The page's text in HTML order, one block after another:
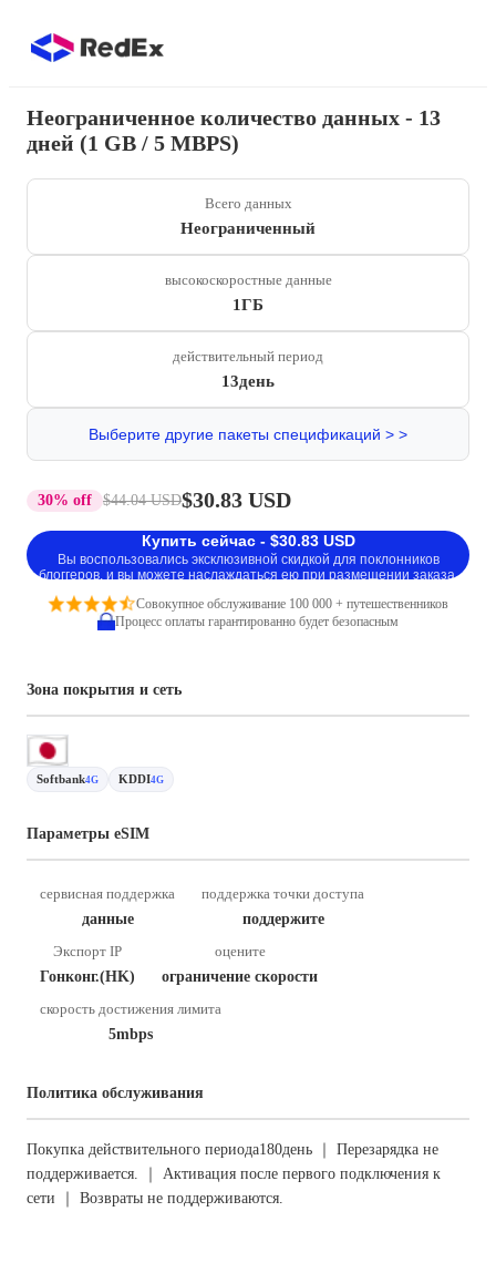
Неограниченное количество данных - 13
дней (1 GB / 5 MBPS)
Всего данных
Неограниченный
высокоскоростные данные
1ГБ
действительный период
13день
Выберите другие пакеты спецификаций > >
30% off $44.04 USD$30.83 USD
Купить сейчас - $30.83 USD
Вы воспользовались эксклюзивной скидкой для поклонников
блоггеров, и вы можете наслаждаться ею при размещении заказа.
Совокупное обслуживание 100 000 + путешественников
Процесс оплаты гарантированно будет безопасным
Зона покрытия и сеть
Softbank4G KDDI4G
Параметры eSIM
сервисная поддержка
данные
поддержка точки доступа
поддержите
Экспорт IP
Гонконг.(HK)
оцените
ограничение скорости
скорость достижения лимита
5mbps
Политика обслуживания
Покупка действительного периода180день ｜ Перезарядка не
поддерживается. ｜ Активация после первого подключения к
сети ｜ Возвраты не поддерживаются.